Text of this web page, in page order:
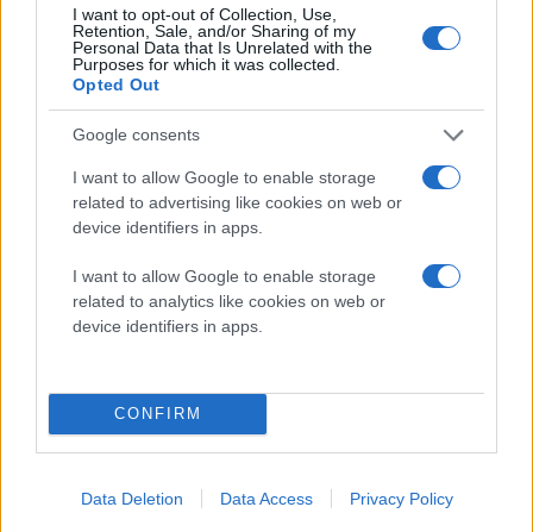
I want to opt-out of Collection, Use,
Retention, Sale, and/or Sharing of my
Personal Data that Is Unrelated with the
Purposes for which it was collected.
Opted Out
Google consents
I want to allow Google to enable storage
related to advertising like cookies on web or
device identifiers in apps.
I want to allow Google to enable storage
related to analytics like cookies on web or
device identifiers in apps.
CONFIRM
Data Deletion Data Access Privacy Policy
Θεσσαλονίκη
Θεσσαλονίκη: Τροχαίο
με τραυματισμό
μοτοσικλετιστή στην
Τούμπα
Παπάφη και Κατσιμίδη -
Στο νοσοκομείο
Μετρό Θεσσαλονίκης: